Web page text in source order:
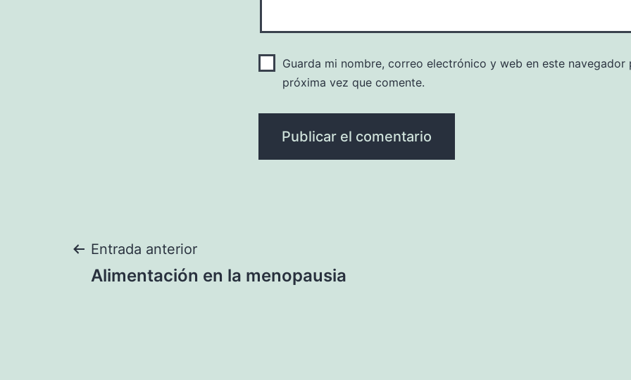
Guarda mi nombre, correo electrónico y web en este navegador
próxima vez que comente.
Navegación
Entrada anterior
Alimentación en la menopausia